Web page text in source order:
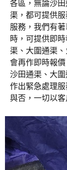
各區，無論沙田
渠，都可提供
服務，我們有
時，可提供即
渠、 大圍通渠、
會再作即時報
沙田通渠、 大圍
作出緊急處理
與否，一切以客